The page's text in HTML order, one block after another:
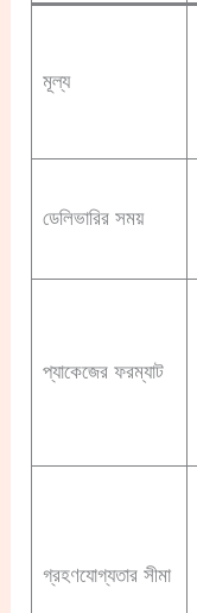
মূল্য
ডেলিভারির সময়
প্যাকেজের ফরম্যাট
গ্রহণযোগ্যতার সীমা